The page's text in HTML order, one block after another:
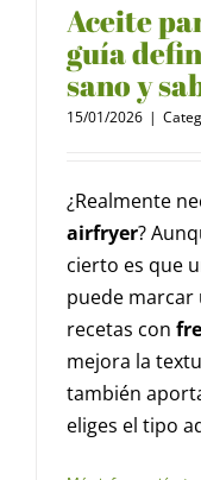
Aceite
guía
sano y
15/01/2026 |
¿Realmente
airfryer?
cierto es que
puede marcar
recetas con
mejora la
también
eliges el tipo